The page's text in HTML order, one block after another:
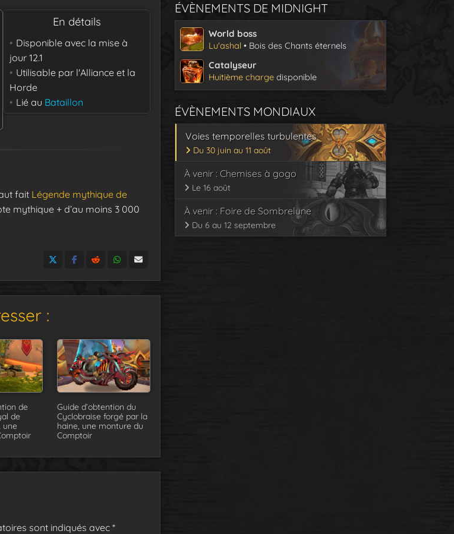
En détails
Disponible avec la mise à
jour 12.1
Utilisable par l'Alliance et la
Horde
Lié au Bataillon
fait Légende mythique de
mythique + d’au moins 3 000
:
de
de
une
Guide d’obtention du
Cyclobraise forgé par la
haine, une monture du
Comptoir
sont indiqués avec *
ÉVÈNEMENTS DE MIDNIGHT
World boss
Lu'ashal • Bois des Chants éternels
Catalyseur
Huitième charge disponible
ÉVÈNEMENTS MONDIAUX
Voies temporelles turbulentes
Du 30 juin au 11 août
À venir : Chemises à gogo
Le 16 août
À venir : Foire de Sombrelune
Du 6 au 12 septembre